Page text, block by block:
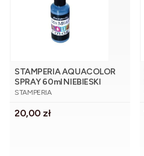
STAMPERIA AQUACOLOR
SPRAY 60ml NIEBIESKI
CUKROWY
PRODUCENT
STAMPERIA
Cena
20,00 zł